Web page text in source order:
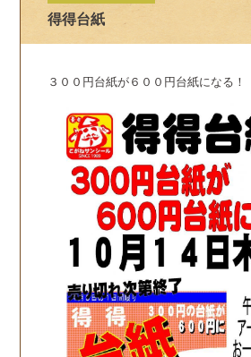
得得台紙
３００円台紙が６００円台紙になる！